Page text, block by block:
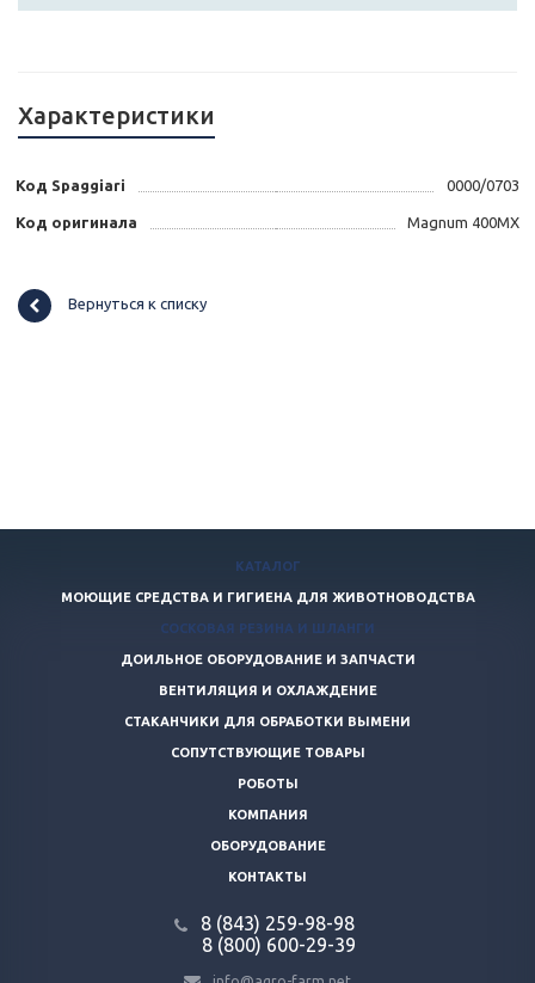
Характеристики
Код Spaggiari 0000/0703
Код оригинала Magnum 400MX
Вернуться к списку
КАТАЛОГ
МОЮЩИЕ СРЕДСТВА И ГИГИЕНА ДЛЯ ЖИВОТНОВОДСТВА
СОСКОВАЯ РЕЗИНА И ШЛАНГИ
ДОИЛЬНОЕ ОБОРУДОВАНИЕ И ЗАПЧАСТИ
ВЕНТИЛЯЦИЯ И ОХЛАЖДЕНИЕ
СТАКАНЧИКИ ДЛЯ ОБРАБОТКИ ВЫМЕНИ
СОПУТСТВУЮЩИЕ ТОВАРЫ
РОБОТЫ
КОМПАНИЯ
ОБОРУДОВАНИЕ
КОНТАКТЫ
8 (843) 259-98-98
8 (800) 600-29-39